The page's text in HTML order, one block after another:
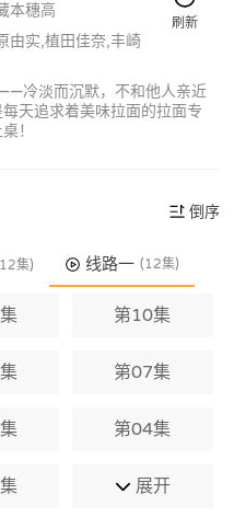
刷新
本穗高
由实,植田佳奈,丰崎
冷淡而沉默，不和他人亲近
天追求着美味拉面的拉面专
！
倒序
集) 线路一 (12集)
第10集
第07集
第04集
展开